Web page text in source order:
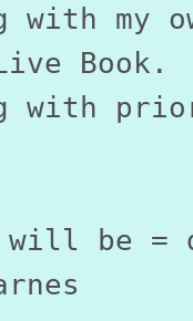
my
Book.
with
be =